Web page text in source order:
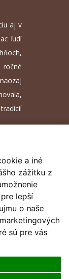
a iné
zážitku z
pre lepší
o naše
sú pre vás
aj v
ľudí